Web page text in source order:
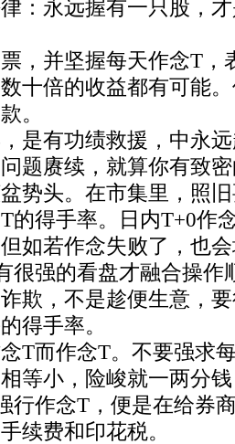
：永远握有一只股，
，并坚握每天作念T，
十倍的收益都有可能
。
是有功绩救援，中永
题赓续，就算你有致
势头。在市集里，照
的得手率。日内T+0作
如若作念失败了，也
很强的看盘才融合操作
欺，不是趁便生意，
得手率。
T而作念T。不要强求
等小，险峻就一两分
行作念T，便是在给券
续费和印花税。